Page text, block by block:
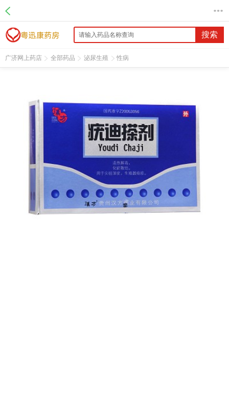
搜索
广济网上药店 全部药品 泌尿生殖 性病
名 称：疣迪搽剂
品 牌：汉方
规 格：10ml/瓶
价 格：￥398.00
厂家：贵州汉方制药有限公司
促销信息：2盒起223元/盒，4盒起220元/盒